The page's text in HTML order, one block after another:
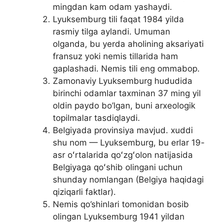
mingdan kam odam yashaydi.
Lyuksemburg tili faqat 1984 yilda
rasmiy tilga aylandi. Umuman
olganda, bu yerda aholining aksariyati
fransuz yoki nemis tillarida ham
gaplashadi. Nemis tili eng ommabop.
Zamonaviy Lyuksemburg hududida
birinchi odamlar taxminan 37 ming yil
oldin paydo bo’lgan, buni arxeologik
topilmalar tasdiqlaydi.
Belgiyada provinsiya mavjud. xuddi
shu nom — Lyuksemburg, bu erlar 19-
asr oʻrtalarida qoʻzgʻolon natijasida
Belgiyaga qoʻshib olingani uchun
shunday nomlangan (Belgiya haqidagi
qiziqarli faktlar).
Nemis qo’shinlari tomonidan bosib
olingan Lyuksemburg 1941 yildan